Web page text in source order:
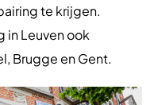
te krijgen.
in Leuven ook
Brugge en Gent.